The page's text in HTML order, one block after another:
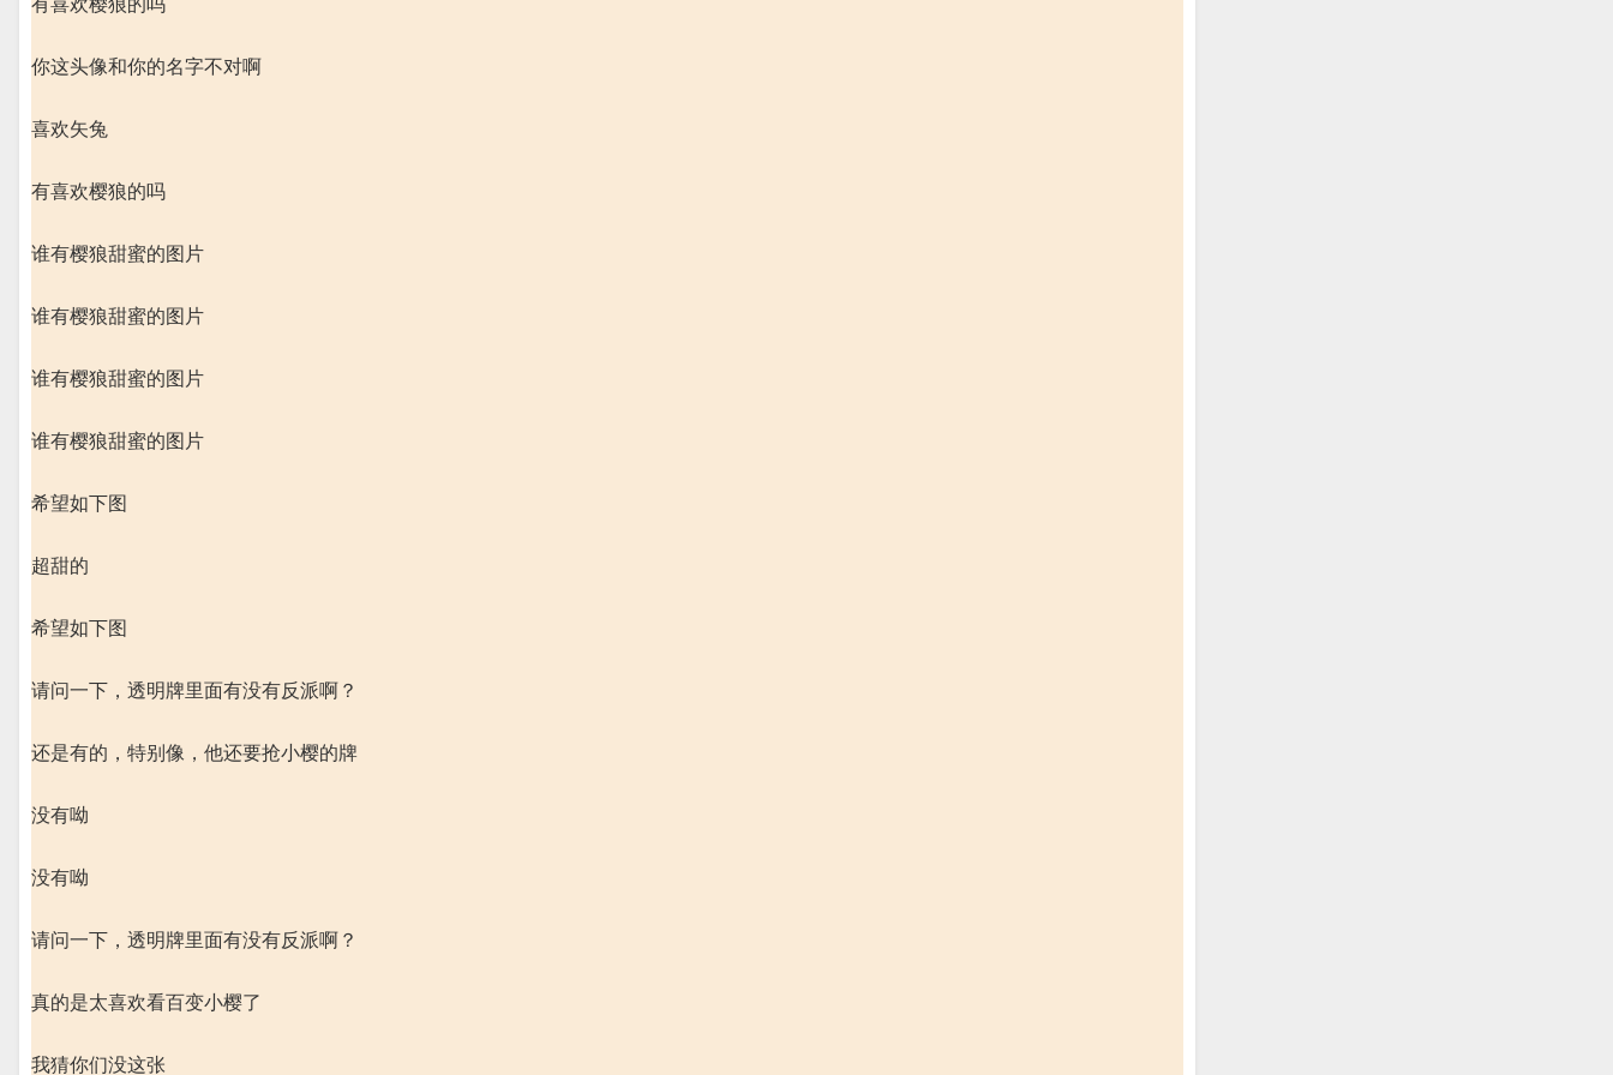
有喜欢樱狼的吗
你这头像和你的名字不对啊
喜欢矢兔
有喜欢樱狼的吗
谁有樱狼甜蜜的图片
谁有樱狼甜蜜的图片
谁有樱狼甜蜜的图片
谁有樱狼甜蜜的图片
希望如下图
超甜的
希望如下图
请问一下，透明牌里面有没有反派啊？
还是有的，特别像，他还要抢小樱的牌
没有呦
没有呦
请问一下，透明牌里面有没有反派啊？
真的是太喜欢看百变小樱了
我猜你们没这张